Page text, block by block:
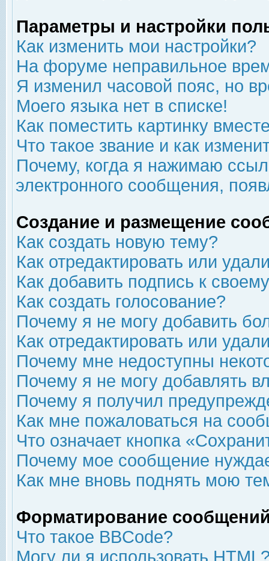
Параметры и настройки
Как изменить мои настройки?
На форуме неправильное
Я изменил часовой пояс, но
Моего языка нет в списке!
Как поместить картинку
Что такое звание и как
Почему, когда я нажимаю
электронного сообщения,
Создание и размещение
Как создать новую тему?
Как отредактировать или
Как добавить подпись к
Как создать голосование?
Почему я не могу добавить
Как отредактировать или
Почему мне недоступны
Почему я не могу добавлять
Почему я получил
Как мне пожаловаться на
Что означает кнопка
Почему мое сообщение
Как мне вновь поднять мою
Форматирование
Что такое BBCode?
Могу ли я использовать